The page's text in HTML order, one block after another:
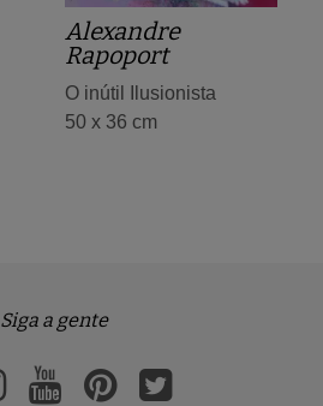
Alexandre
Rapoport
O inútil Ilusionista
50 x 36 cm
Siga a gente